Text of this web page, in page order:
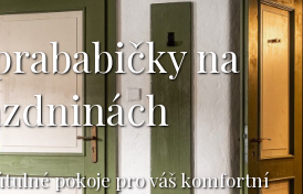
na
pokoje pro váš komfortní